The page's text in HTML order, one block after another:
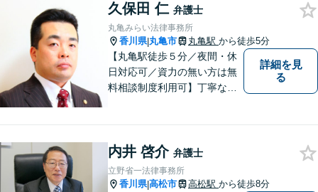
久保田 仁 弁護士
丸亀みらい法律事務所
香川県|丸亀市 丸亀駅 から徒歩5分
【丸亀駅徒歩５分／夜間・休
日対応可／資力の無い方は無
料相談制度利用可】丁寧な対
詳細を見
る
内井 啓介 弁護士
立野省一法律事務所
香川県|高松市 高松駅 から徒歩8分